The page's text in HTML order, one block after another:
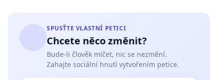
SPUSŤTE VLASTNÍ PETICI
Chcete něco změnit?
Bude-li člověk mlčet, nic se nezmění.
Zahajte sociální hnutí vytvořením petice.